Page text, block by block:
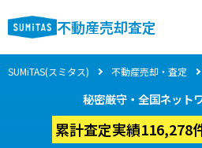
不動産売却査定
SUMiTAS(スミタス) 不動産売却・査定
秘密厳守・全国ネット
累計査定実績116,278